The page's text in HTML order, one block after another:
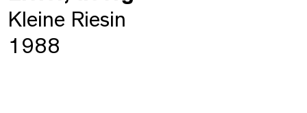
Kleine Riesin
1988